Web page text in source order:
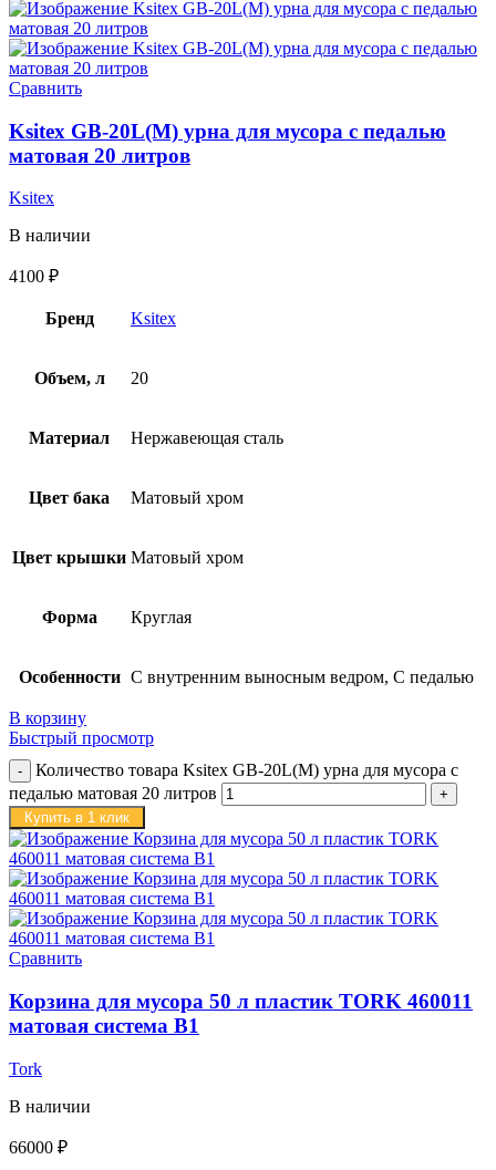
Сравнить
Ksitex GB-20L(M) урна для мусора с педалью
матовая 20 литров
Ksitex
В наличии
4100 ₽
Бренд Ksitex
Объем, л 20
Материал Нержавеющая сталь
Цвет бака Матовый хром
Цвет крышки Матовый хром
Форма Круглая
Особенности С внутренним выносным ведром, С педалью
В корзину
Быстрый просмотр
Количество товара Ksitex GB-20L(M) урна для мусора с
педалью матовая 20 литров
Купить в 1 клик
Сравнить
Корзина для мусора 50 л пластик TORK 460011
матовая система B1
Tork
В наличии
66000 ₽